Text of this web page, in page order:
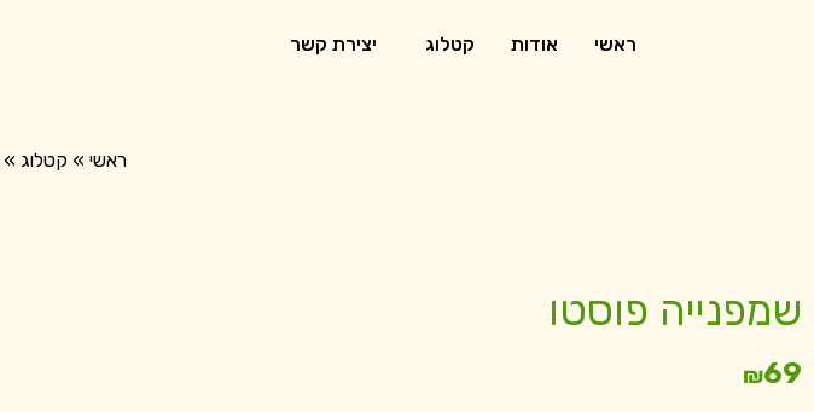
ראשי אודות קטלוג יצירת קשר
ראשי » קטלוג »
שמפנייה פוסטו
₪69